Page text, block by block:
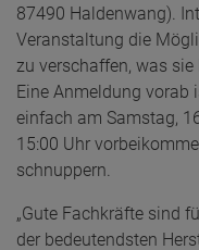
87490 Haldenwang).
Veranstaltung die
zu verschaffen, was
Eine Anmeldung vorab
einfach am Samstag,
15:00 Uhr
schnuppern.
„Gute Fachkräfte sind
der bedeutendsten